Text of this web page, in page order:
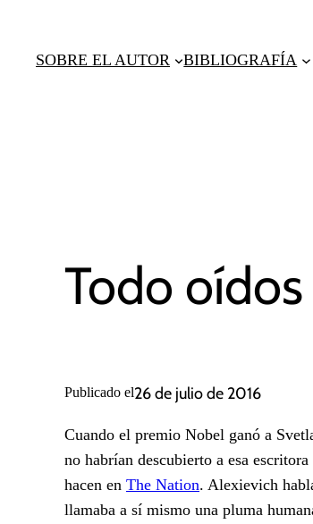
contenido
SOBRE EL AUTOR BIBLIOGRAFÍA
Todo oídos
Publicado el26 de julio de 2016
Cuando el premio Nobel ganó a
no habrían descubierto a esa
hacen en The Nation. Alexievich
llamaba a sí mismo una pluma